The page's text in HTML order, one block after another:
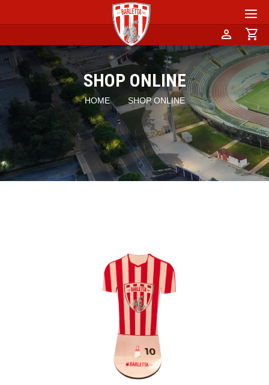
person shopping_cart
SHOP ONLINE
HOME SHOP ONLINE